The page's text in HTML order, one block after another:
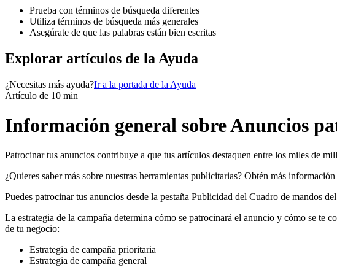
Prueba con términos de búsqueda diferentes
Utiliza términos de búsqueda más generales
Asegúrate de que las palabras están bien escritas
Explorar artículos de la Ayuda
¿Necesitas más ayuda?Ir a la portada de la Ayuda
Artículo de 10 min
Información general sobre Anuncios
Patrocinar tus anuncios contribuye a que tus artículos destaquen entre los miles de
¿Quieres saber más sobre nuestras herramientas publicitarias? Obtén más
Puedes patrocinar tus anuncios desde la pestaña Publicidad del Cuadro de mandos
La estrategia de la campaña determina cómo se patrocinará el anuncio y cómo se te
de tu negocio:
Estrategia de campaña prioritaria
Estrategia de campaña general